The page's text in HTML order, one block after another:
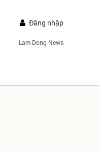
Đăng nhập
Lam Dong News